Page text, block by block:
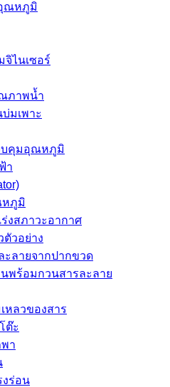
ณหภูมิ
ไนเซอร์
ณภาพน้ำ
บ่มเพาะ
บคุมอุณหภูมิ
า
หภูมิ
ร่งสภาวะอากาศ
ตัวอย่าง
ะลายจากปากขวด
พร้อมกวนสารละลาย
หลวของสาร
ต๊ะ
า
งร่อน